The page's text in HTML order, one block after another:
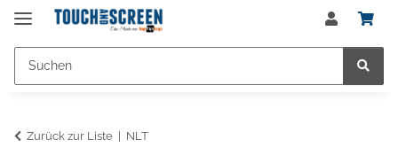
Zurück zur Liste NLT